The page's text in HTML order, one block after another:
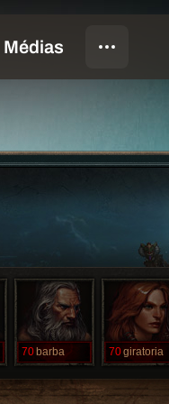
70 barba 70giratoria